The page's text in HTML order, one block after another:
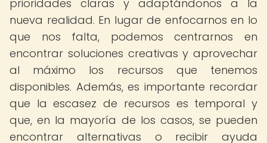
prioridades claras y adaptándonos a la
nueva realidad. En lugar de enfocarnos en lo
que nos falta, podemos centrarnos en
encontrar soluciones creativas y aprovechar
al máximo los recursos que tenemos
disponibles. Además, es importante recordar
que la escasez de recursos es temporal y
que, en la mayoría de los casos, se pueden
encontrar alternativas o recibir ayuda